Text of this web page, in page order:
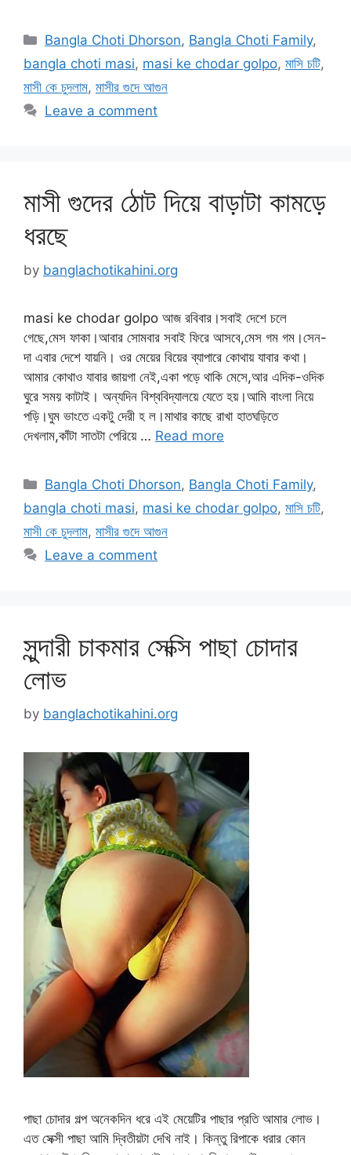
Categories
Bangla Choti Dhorson, Bangla Choti Family,
bangla choti masi, masi ke chodar golpo, মাসি চটি,
মাসী কে চুদলাম, মাসীর গুদে আগুন
Leave a comment
মাসী গুদের ঠোট দিয়ে বাড়াটা কামড়ে
ধরছে
by banglachotikahini.org
masi ke chodar golpo আজ রবিবার।সবাই দেশে চলে
গেছে,মেস ফাকা।আবার সোমবার সবাই ফিরে আসবে,মেস গম গম।সেন-
দা এবার দেশে যায়নি। ওর মেয়ের বিয়ের ব্যাপারে কোথায় যাবার কথা।
আমার কোথাও যাবার জায়গা নেই,একা পড়ে থাকি মেসে,আর এদিক-ওদিক
ঘুরে সময় কাটাই। অন্যদিন বিশ্ববিদ্যালয়ে যেতে হয়।আমি বাংলা নিয়ে
পড়ি।ঘুম ভাংতে একটু দেরী হ ল।মাথার কাছে রাখা হাতঘড়িতে
দেখলাম,কাঁটা সাতটা পেরিয়ে … Read more
Categories
Bangla Choti Dhorson, Bangla Choti Family,
bangla choti masi, masi ke chodar golpo, মাসি চটি,
মাসী কে চুদলাম, মাসীর গুদে আগুন
Leave a comment
সুন্দারী চাকমার সেক্সি পাছা চোদার
লোভ
by banglachotikahini.org
পাছা চোদার গল্প অনেকদিন ধরে এই মেয়েটির পাছার প্রতি আমার লোভ।
এত সেক্সী পাছা আমি দ্বিতীয়টা দেখি নাই। কিন্তু রিপাকে ধরার কোন